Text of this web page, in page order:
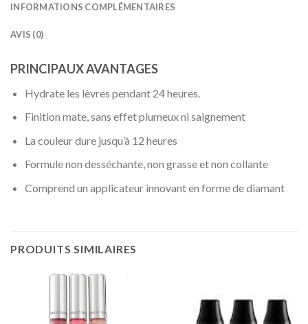
INFORMATIONS COMPLÉMENTAIRES
AVIS (0)
PRINCIPAUX AVANTAGES
Hydrate les lèvres pendant 24 heures.
Finition mate, sans effet plumeux ni saignement
La couleur dure jusqu’à 12 heures
Formule non desséchante, non grasse et non collante
Comprend un applicateur innovant en forme de diamant
PRODUITS SIMILAIRES